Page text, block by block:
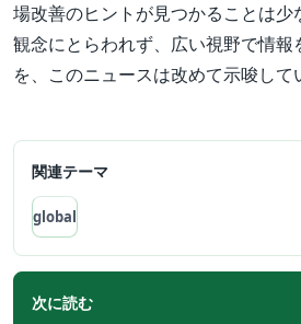
場改善のヒントが見つかることは少
観念にとらわれず、広い視野で情報
を、このニュースは改めて示唆して
関連テーマ
global
次に読む